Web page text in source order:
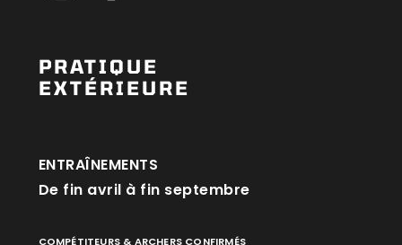
PRATIQUE
EXTÉRIEURE
ENTRAÎNEMENTS
De fin avril à fin septembre
COMPÉTITEURS & ARCHERS CONFIRMÉS